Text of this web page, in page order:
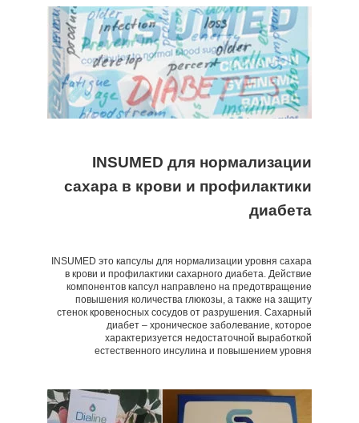
INSUMED для нормализации
сахара в крови и профилактики
диабета
INSUMED это капсулы для нормализации уровня сахара
в крови и профилактики сахарного диабета. Действие
компонентов капсул направлено на предотвращение
повышения количества глюкозы, а также на защиту
стенок кровеносных сосудов от разрушения. Сахарный
диабет – хроническое заболевание, которое
характеризуется недостаточной выработкой
естественного инсулина и повышением уровня